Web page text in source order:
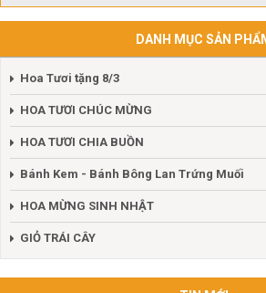
DANH MỤC SẢN PHẨM
Hoa Tươi tặng 8/3
Bánh Kem - Bánh Bông Lan Trứng Muối
HOA MỪNG SINH NHẬT